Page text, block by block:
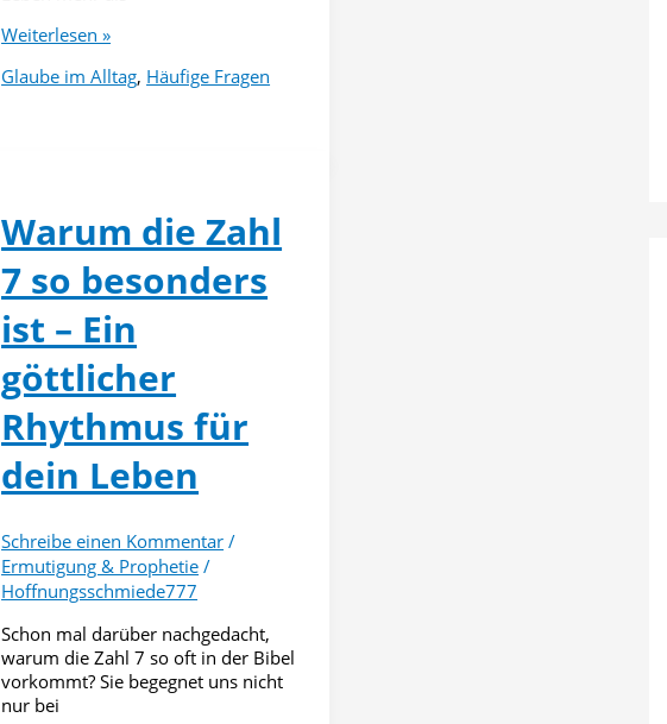
Nachhaltig
nachhaltig
Herz
widerspiegelt
Weiterlesen »
Glaube im Alltag, Häufige Fragen
Warum die Zahl
7 so besonders
ist – Ein
göttlicher
Rhythmus für
dein Leben
Schreibe einen Kommentar /
Ermutigung & Prophetie /
Hoffnungsschmiede777
Schon mal darüber nachgedacht,
warum die Zahl 7 so oft in der Bibel
vorkommt? Sie begegnet uns nicht
nur bei